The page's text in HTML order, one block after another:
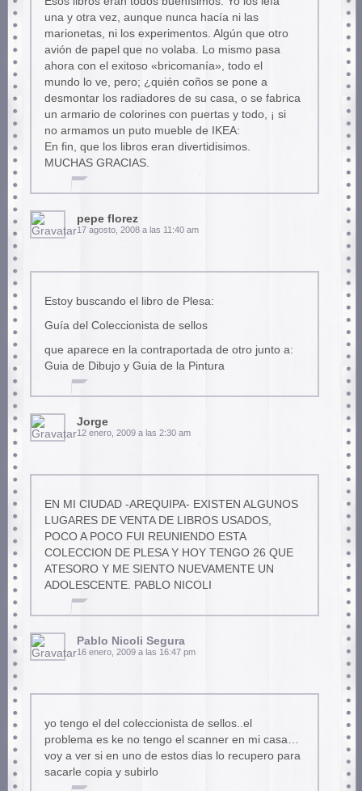
una y otra vez, aunque nunca hacía ni las
marionetas, ni los experimentos. Algún que otro
avión de papel que no volaba. Lo mismo pasa
ahora con el exitoso «bricomanía», todo el
mundo lo ve, pero; ¿quién coños se pone a
desmontar los radiadores de su casa, o se fabrica
un armario de colorines con puertas y todo, ¡ si
no armamos un puto mueble de IKEA:
En fin, que los libros eran divertidisimos.
MUCHAS GRACIAS.
pepe florez
17 agosto, 2008 a las 11:40 am
Estoy buscando el libro de Plesa:
Guía del Coleccionista de sellos
que aparece en la contraportada de otro junto a:
Guia de Dibujo y Guia de la Pintura
Jorge
12 enero, 2009 a las 2:30 am
EN MI CIUDAD -AREQUIPA- EXISTEN ALGUNOS
LUGARES DE VENTA DE LIBROS USADOS,
POCO A POCO FUI REUNIENDO ESTA
COLECCION DE PLESA Y HOY TENGO 26 QUE
ATESORO Y ME SIENTO NUEVAMENTE UN
ADOLESCENTE. PABLO NICOLI
Pablo Nicoli Segura
16 enero, 2009 a las 16:47 pm
yo tengo el del coleccionista de sellos..el
problema es ke no tengo el scanner en mi casa…
voy a ver si en uno de estos dias lo recupero para
sacarle copia y subirlo